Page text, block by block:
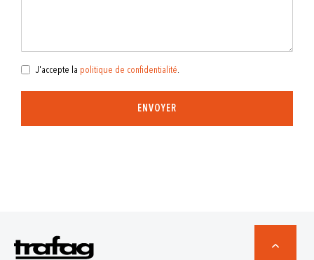
J'accepte la politique de confidentialité.
ENVOYER